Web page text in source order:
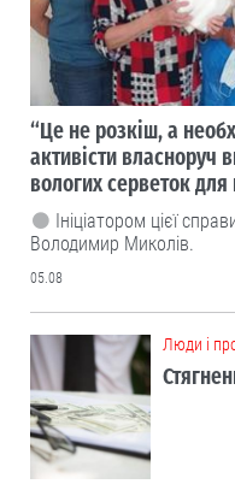
“Це не розкіш, а
активісти власноруч
вологих серветок для
Ініціатором цієї
Володимир Миколів.
05.08
Люди і